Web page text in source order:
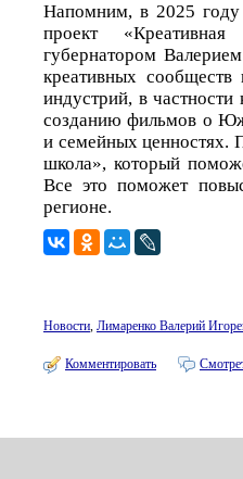
Напомним, в 2025 году
проект
губернатором
креативных сообществ
индустрий, в
созданию фильмов о
и семейных ценностях.
школа», который
Все это поможет
регионе.
Новости, Лимаренко Валерий
Комментировать